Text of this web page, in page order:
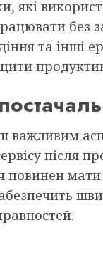
які
без
та інші
важливим
після
повинен